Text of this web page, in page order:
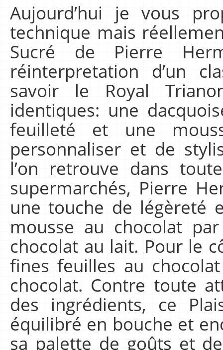
Aujourd’hui je vous
technique mais
Sucré de Pierre
réinterpretation d’un
savoir le Royal
identiques: une
feuilleté et une
personnaliser et de
l’on retrouve dans
supermarchés, Pierre
une touche de légèreté
mousse au chocolat
chocolat au lait. Pour le
fines feuilles au
chocolat. Contre toute
des ingrédients, ce
équilibré en bouche et
sa palette de goûts et